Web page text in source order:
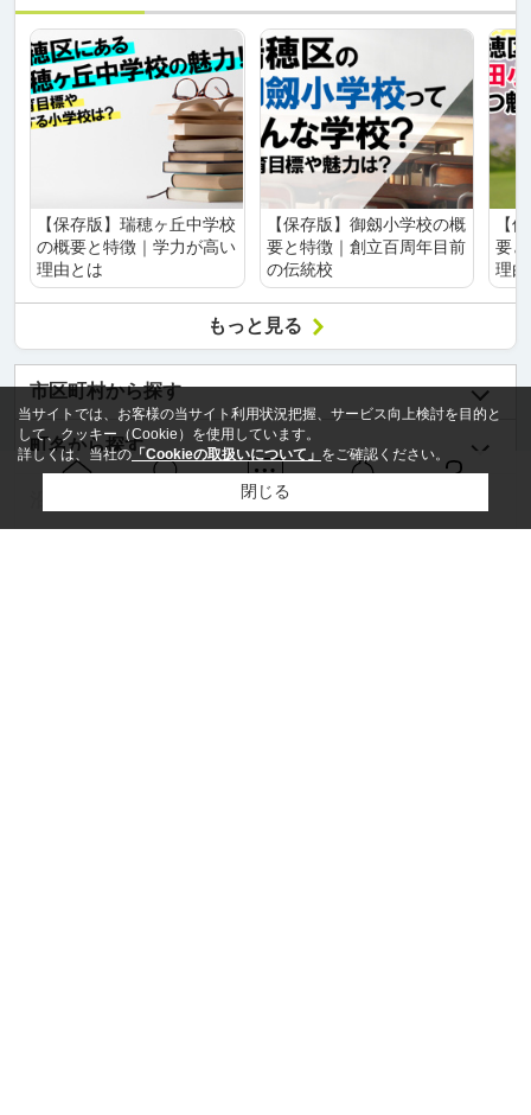
【保存版】瑞穂ヶ丘中学校
の概要と特徴｜学力が高い
理由とは
【保存版】御劔小学校の概
要と特徴｜創立百周年目前
の伝統校
【
要
理
もっと見る
問い合せ
市区町村から探す
町名から探す
当サイトでは、お客様の当サイト利用状況把握、サービス向上検討を目的と
して、クッキー（Cookie）を使用しています。
詳しくは、当社の「Cookieの取扱いについて」 をご確認ください。
閉じる